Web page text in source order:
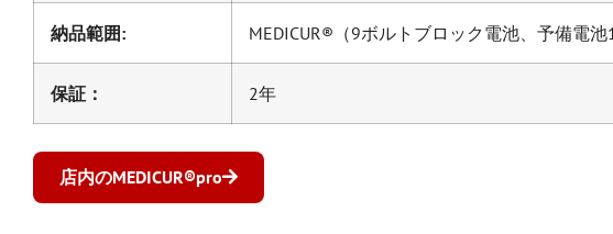
納品範囲: MEDICUR®（9ボルトブロック電池、予備電
保証： 2年
店内のMEDICUR®pro